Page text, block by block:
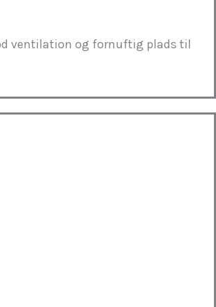
ventilation og fornuftig plads til